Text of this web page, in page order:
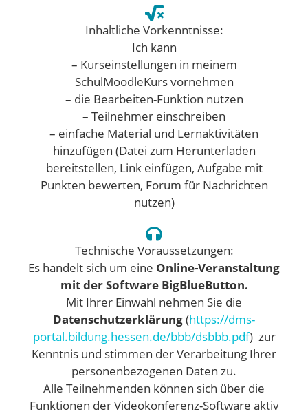
Inhaltliche Vorkenntnisse:
Ich kann
– Kurseinstellungen in meinem
SchulMoodleKurs vornehmen
– die Bearbeiten-Funktion nutzen
– Teilnehmer einschreiben
– einfache Material und Lernaktivitäten
hinzufügen (Datei zum Herunterladen
bereitstellen, Link einfügen, Aufgabe mit
Punkten bewerten, Forum für Nachrichten
nutzen)
Technische Voraussetzungen:
Es handelt sich um eine Online-Veranstaltung
mit der Software BigBlueButton.
Mit Ihrer Einwahl nehmen Sie die
Datenschutzerklärung(https://dms-
portal.bildung.hessen.de/bbb/dsbbb.pdf) zur
Kenntnis und stimmen der Verarbeitung Ihrer
personenbezogenen Daten zu.
Alle Teilnehmenden können sich über die
Funktionen der Videokonferenz-Software aktiv